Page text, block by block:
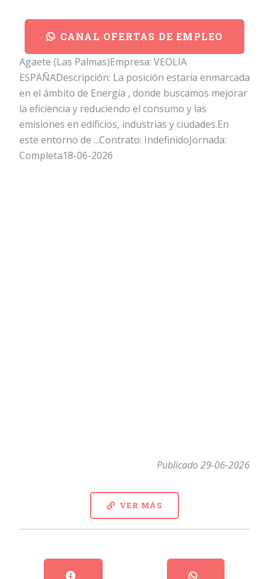
CANAL OFERTAS DE EMPLEO
Agaete (Las Palmas)Empresa: VEOLIA
ESPAÑADescripción: La posición estaría enmarcada
en el ámbito de Energía , donde buscamos mejorar
la eficiencia y reduciendo el consumo y las
emisiones en edificios, industrias y ciudades.En
este entorno de ...Contrato: IndefinidoJornada:
Completa18-06-2026
Publicado 29-06-2026
VER MÁS